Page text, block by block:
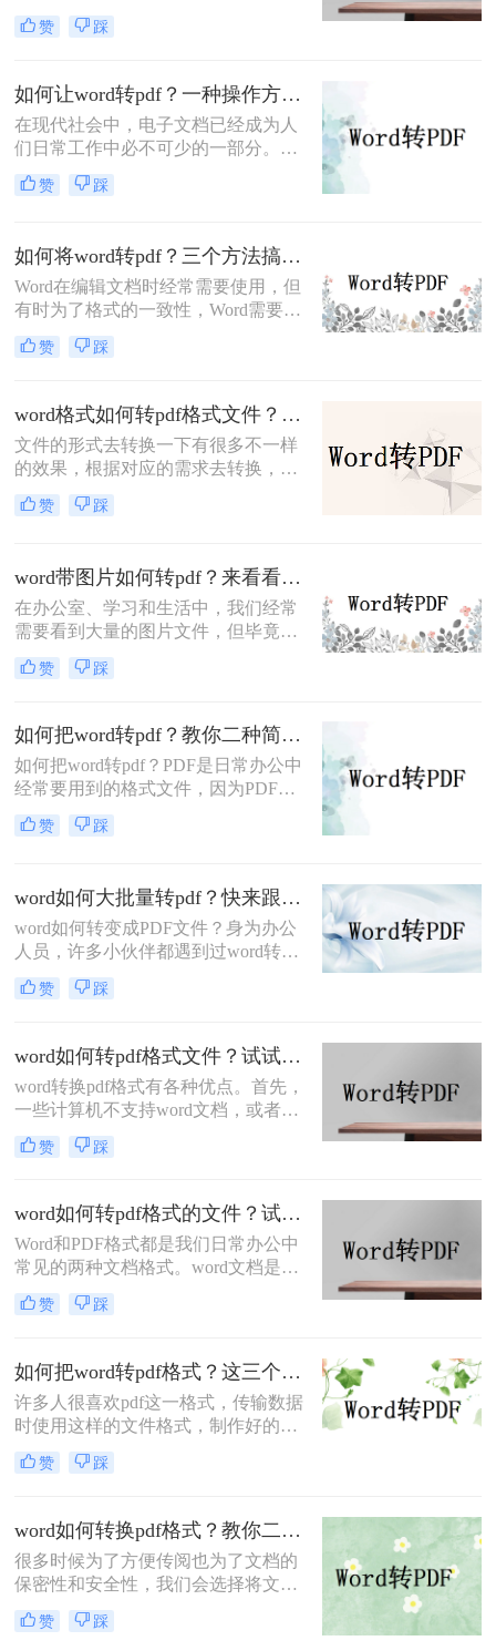
方便，但没有PDF文件的安全性高。
因此，我们总会先编辑好word文件中
去。但是如果Word文件较多的话，一
个一个将Word保存为PDF太麻烦了。
那么你们知道如何把多个word转pdf
吗？接下来我教你如何转换Word文
件，有兴趣的朋友，赶快跟我一起来
学习呀！
赞 踩
如何让word转pdf？一种操作方法在线教学！
在现代社会中，电子文档已经成为人
们日常工作中必不可少的一部分。而
对于许多人来说，Word文档是常见的
电子文档格式之一。然而，有时我们
情况下，使用在线的Word转PDF工具
就成为一种便捷而高效的选择。下面
一起看看如何让word转pdf吧。
赞 踩
如何将word转pdf？三个方法搞定！
Word在编辑文档时经常需要使用，但
有时为了格式的一致性，Word需要转
换为PDF。转成PDF格式后也方便阅
读和打印等操作，所以很多时候我们
有很多职场新人不知道怎么转换的，
以下是如何将word转pdf文档的步骤。
希望能帮助到大家。
赞 踩
word格式如何转pdf格式文件？这个在线方法简单快速！
文件的形式去转换一下有很多不一样
的效果，根据对应的需求去转换，尤
其是办公或者需要展示信息的时候，
没要求的时候可以不用去转换文件的
互补的性质，所以word转换一般都是
转换pdf，可以给你更好的办公，有的
用户不知道转换的操作，了解下方的
转换教程，你就会知道word格式如何
转pdf格式文件了。
赞 踩
word带图片如何转pdf？来看看我自用的三个格式转换妙招！
在办公室、学习和生活中，我们经常
需要看到大量的图片文件，但毕竟，
一张一张地看照片相对麻烦，所以我
们通常会把照片变成PDF。事实上，
天，我将教你word带图片如何转pdf。
赞 踩
如何把word转pdf？教你二种简单实用的转换方法!
如何把word转pdf？PDF是日常办公中
经常要用到的格式文件，因为PDF格
式文件有着众多优点，其中包括PDF
格式可以在多平台使用，PDF格式安
式，传输起来也比较方便，下面小编
将为你分享二种word转pdf的操作方
法，有此需求的小伙伴不妨过来看看!
赞 踩
word如何大批量转pdf？快来跟我学这个妙招！
word如何转变成PDF文件？身为办公
人员，许多小伙伴都遇到过word转pdf
的操作，前几天朋友刚上班，问了一
些文件转换的问题，今天就把word如
能帮助大家！一起来看看吧。
赞 踩
word如何转pdf格式文件？试试这四个方法！
word转换pdf格式有各种优点。首先，
一些计算机不支持word文档，或者只
支持部分word格式。例如，它们只支
持doc而不支持docx。转换成pdf后，
印时，pdf格式不会改变，但由于计算
机的不同，word往往会改变，但是pdf
格式更加稳定。所以我们可以考虑将
word转pdf格式文件，那么word如何
转pdf格式文件呢？下面就来看看吧。
赞 踩
word如何转pdf格式的文件？试试这2个转换方法！
Word和PDF格式都是我们日常办公中
常见的两种文档格式。word文档是最
简单编辑的方式，PDF是常用文档中
最便捷的阅读方式，PDF格式更有利
打印效果，因此它们之间的格式转换
也是必不可少。
赞 踩
如何把word转pdf格式？这三个方法值得推荐！
许多人很喜欢pdf这一格式，传输数据
时使用这样的文件格式，制作好的
word文档、excel表格、ppt演示文稿，
以及将文档转换成这一格式，正是喜
式，非常稳定，所以可以将所制作的
文件转换为pdf格式后再传送，不会影
响整个文件内容的排版，也不会出现
这样的情况。那么如何把word转pdf格
式呢？下面就来讲讲word转pdf文件的
方法。
赞 踩
word如何转换pdf格式？教你二种免费简单实用的转换方法！
很多时候为了方便传阅也为了文档的
保密性和安全性，我们会选择将文档
转换成PDF的格式，PDF的优点大家
也是知道的，兼容性好稳定性好，那
赞 踩